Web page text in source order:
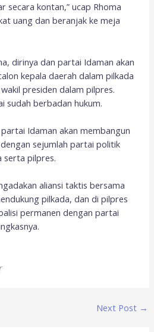
secara kontan,” ucap Rhoma
uang dan beranjak ke meja
dirinya dan partai Idaman akan
kepala daerah dalam pilkada
presiden dalam pilpres.
sudah berbadan hukum.
Idaman akan membangun
sejumlah partai politik
serta pilpres.
aliansi taktis bersama
pilkada, dan di pilpres
permanen dengan partai
Next Post →